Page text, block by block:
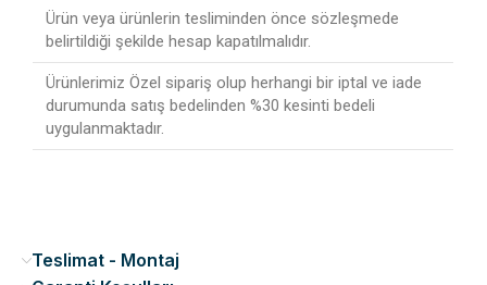
Ürün veya ürünlerin tesliminden önce sözleşmede
belirtildiği şekilde hesap kapatılmalıdır.
Ürünlerimiz Özel sipariş olup herhangi bir iptal ve iade
durumunda satış bedelinden %30 kesinti bedeli
uygulanmaktadır.
Teslimat - Montaj